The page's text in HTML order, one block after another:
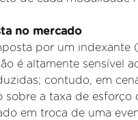
no mercado
por um
é altamente sensível
contudo, em
sobre a taxa de
em troca de uma